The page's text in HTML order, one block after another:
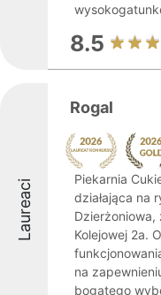
8.5
Laureaci
Rogal
Piekarnia
działająca na
Dzierżoniowa,
Kolejowej 2a.
na
bogatego